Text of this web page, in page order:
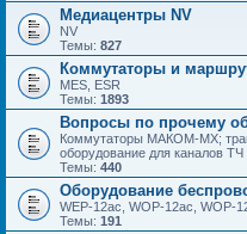
Медиацентры NV
NV
Темы: 827
Коммутаторы и
MES, ESR
Темы: 1893
Вопросы по прочему
Коммутаторы МАКОМ-МХ;
оборудование для каналов
Темы: 440
Оборудование
WEP-12ac, WOP-12ac, WOP-
Темы: 191